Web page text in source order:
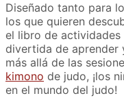
Diseñado tanto para
los que quieren
el libro de actividades
divertida de aprender
más allá de las
kimono de judo, ¡los
en el mundo del judo!